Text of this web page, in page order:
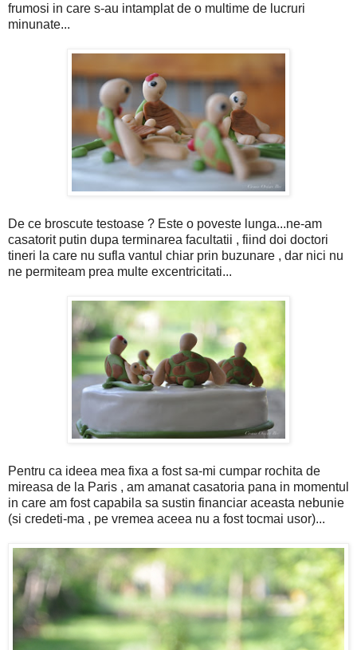
frumosi in care s-au intamplat de o multime de lucruri
minunate...
De ce broscute testoase ? Este o poveste lunga...ne-am
casatorit putin dupa terminarea facultatii , fiind doi doctori
tineri la care nu sufla vantul chiar prin buzunare , dar nici nu
ne permiteam prea multe excentricitati...
Pentru ca ideea mea fixa a fost sa-mi cumpar rochita de
mireasa de la Paris , am amanat casatoria pana in momentul
in care am fost capabila sa sustin financiar aceasta nebunie
(si credeti-ma , pe vremea aceea nu a fost tocmai usor)...